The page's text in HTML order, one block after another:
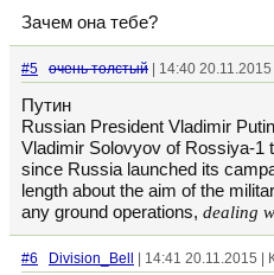
Зачем она тебе?
#5 очень толстый | 14:40
Путин
Russian President Vladimir
Vladimir Solovyov of Rossiya-1
since Russia launched its
length about the aim of the
any ground operations, dealing
#6 Division_Bell | 14:41 20.11.2015 |